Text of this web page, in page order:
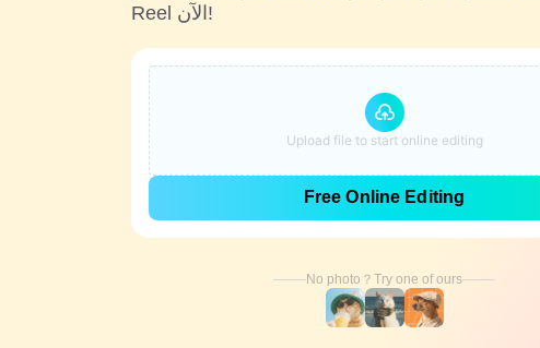
Reel الآن!
Upload file to start online editing
Free Online Editing
No photo？Try one of ours